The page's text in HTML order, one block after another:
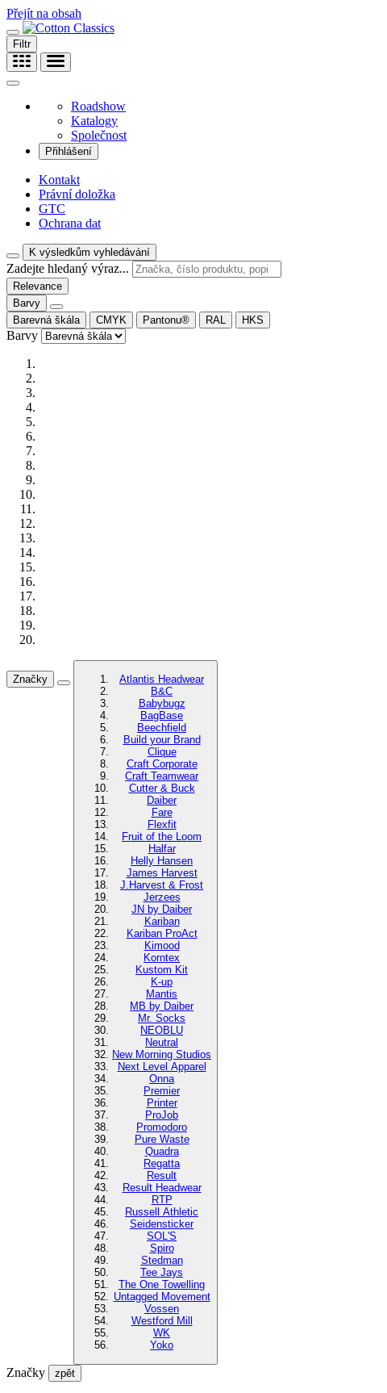
Přejít na obsah
Filtr
Roadshow
Katalogy
Společnost
Přihlášení
Kontakt
Právní doložka
GTC
Ochrana dat
K výsledkům vyhledávání
Zadejte hledaný výraz...
Relevance
Barvy
Barevná škála
CMYK Pantonu® RAL HKS
Barvy
Značky
Atlantis Headwear
B&C
Babybugz
BagBase
Beechfield
Build your Brand
Clique
Craft Corporate
Craft Teamwear
Cutter & Buck
Daiber
Fare
Flexfit
Fruit of the Loom
Halfar
Helly Hansen
James Harvest
J.Harvest & Frost
Jerzees
JN by Daiber
Kariban
Kariban ProAct
Kimood
Korntex
Kustom Kit
K-up
Mantis
MB by Daiber
Mr. Socks
NEOBLU
Neutral
New Morning Studios
Next Level Apparel
Onna
Premier
Printer
ProJob
Promodoro
Pure Waste
Quadra
Regatta
Result
Result Headwear
RTP
Russell Athletic
Seidensticker
SOL'S
Spiro
Stedman
Tee Jays
The One Towelling
Untagged Movement
Vossen
Westford Mill
WK
Yoko
Značky zpět